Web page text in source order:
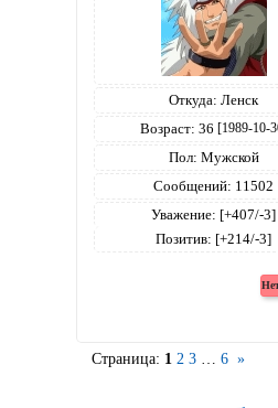
Откуда: Ленск
Возраст: 36 [1989-10-
Пол: Мужской
Сообщений: 11502
Уважение: [+407/-3]
Позитив: [+214/-3]
Страница: 1 2 3 6 »